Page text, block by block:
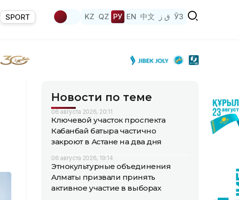
SPORT KZ QZ РУ EN 中文 ق ز ЎЗ
Новости по теме
06 августа 2026, 20:11
Ключевой участок проспекта
Кабанбай батыра частично
закроют в Астане на два дня
06 августа 2026, 19:14
Этнокультурные объединения
Алматы призвали принять
активное участие в выборах